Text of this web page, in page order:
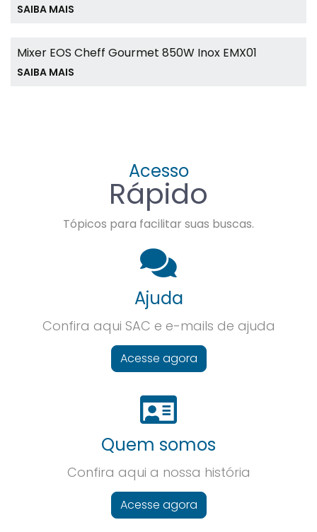
SAIBA MAIS
Mixer EOS Cheff Gourmet 850W Inox EMX01
SAIBA MAIS
Acesso
Rápido
Tópicos para facilitar suas buscas.
Ajuda
Confira aqui SAC e e-mails de ajuda
Acesse agora
Quem somos
Confira aqui a nossa história
Acesse agora